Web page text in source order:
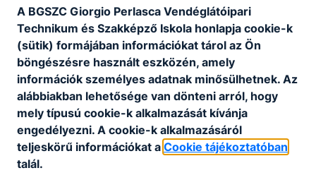
1.
óra
-
09:15
2.
óra
09:25
-
10:10
3.
óra
...
4.
óra
A BGSZC Giorgio Perlasca Vendéglátóipari
Technikum és Szakképző Iskola honlapja cookie-k
(sütik) formájában információkat tárol az Ön
böngészésre használt eszközén, amely
információk személyes adatnak minősülhetnek. Az
alábbiakban lehetősége van dönteni arról, hogy
mely típusú cookie-k alkalmazását kívánja
engedélyezni. A cookie-k alkalmazásáról
teljeskörű információkat a Cookie tájékoztatóban
talál.